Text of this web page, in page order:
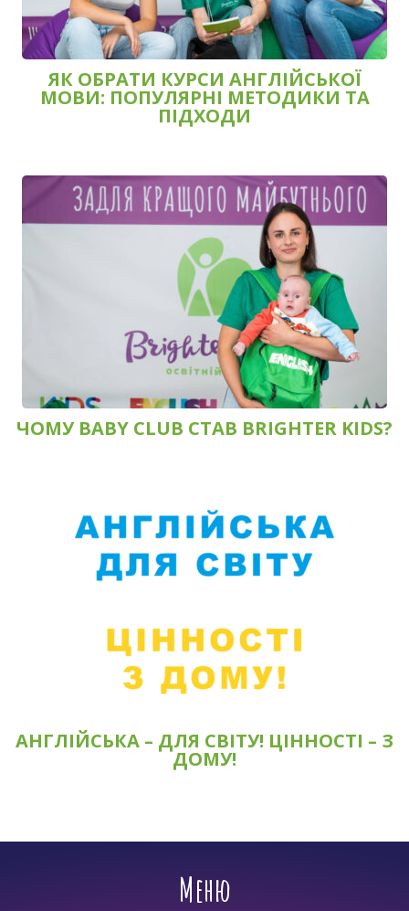
ЯК ОБРАТИ КУРСИ АНГЛІЙСЬКОЇ
МОВИ: ПОПУЛЯРНІ МЕТОДИКИ ТА
ПІДХОДИ
ЧОМУ BABY CLUB СТАВ BRIGHTER KIDS?
АНГЛІЙСЬКА – ДЛЯ СВІТУ! ЦІННОСТІ – З
ДОМУ!
Меню